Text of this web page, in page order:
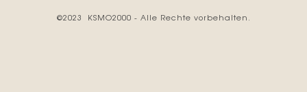
©2023 KSMO2000 - Alle Rechte vorbehalten.